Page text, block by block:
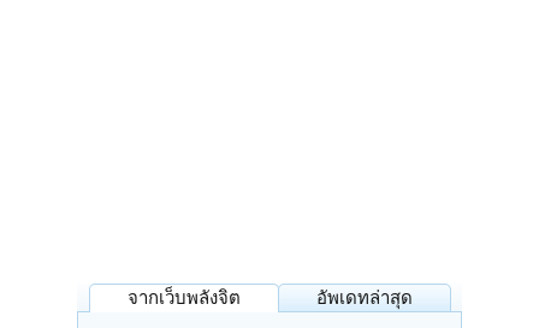
จากเว็บพลังจิต อัพเดทล่าสุด